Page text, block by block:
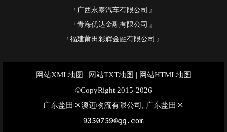
广西永泰汽车有限公司
青海优达金融有限公司
福建莆田彩辉金融有限公司
网站XML地图 | 网站TXT地图 | 网站HTML地图
©CopyRight 2015-2026
广东盐田区澳迈物流有限公司, 广东盐田区